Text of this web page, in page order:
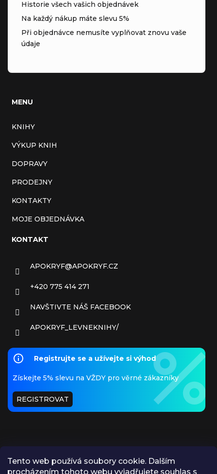
Tento web používá soubory cookie. Dalším
procházením tohoto webu vyjadřujete souhlas s
Historie všech vašich objednávek
Na každý nákup máte slevu 5%
Při objednávce nemusíte vyplňovat znovu vaše
údaje
MENU
KNIHY
VÝKUP KNIH
DOPRAVY
PRODEJNY
KONTAKTY
MOJE OBJEDNÁVKA
KONTAKT
APOKRYF@APOKRYF.CZ
+420 775 414 271
NAVŠTIVTE NÁŠ FACEBOOK
APOKRYF_LEVNEKNIHY/
Registrujte se a užívejte si výhod
Získejte 5% slevu na VŽDY pro věrné zákazníky
REGISTROVAT